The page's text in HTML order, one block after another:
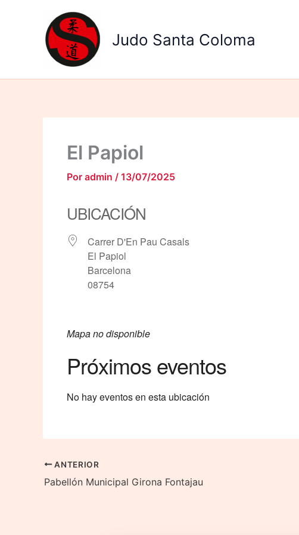
Judo Santa Coloma
El Papiol
Por admin / 13/07/2025
UBICACIÓN
Carrer D'En Pau Casals
El Papiol
Barcelona
08754
Mapa no disponible
Próximos eventos
No hay eventos en esta ubicación
ANTERIOR
Pabellón Municipal Girona Fontajau